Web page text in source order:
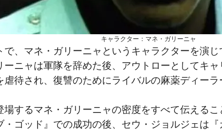
キャラクター：マネ・ガリーニャ
、マネ・ガリーニャというキャラクターを演
ニャは軍隊を辞めた後、アウトローとしてキ
待され、復讐のためにライバルの麻薬ディーラ
するマネ・ガリーニャの密度をすべて伝える
ゴッド』での成功の後、セウ・ジョルジェは